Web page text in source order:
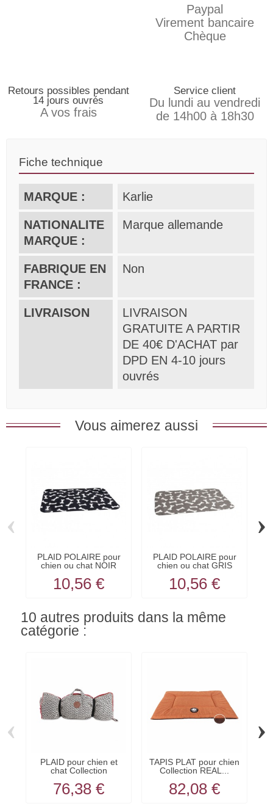
Paypal
Virement bancaire
Chèque
Retours possibles pendant
14 jours ouvrés
A vos frais
Service client
Du lundi au vendredi
de 14h00 à 18h30
Fiche technique
MARQUE : Karlie
NATIONALITE
MARQUE :
Marque allemande
FABRIQUE EN
FRANCE :
Non
LIVRAISON
LIVRAISON
GRATUITE A PARTIR
DE 40€ D'ACHAT par
DPD EN 4-10 jours
ouvrés
Vous aimerez aussi
PLAID POLAIRE pour
chien ou chat NOIR
10,56 €
PLAID POLAIRE pour
chien ou chat GRIS
10,56 €
‹ ›
10 autres produits dans la même
catégorie :
PLAID pour chien et
chat Collection
76,38 €
TAPIS PLAT pour chien
Collection REAL...
82,08 €
‹ ›